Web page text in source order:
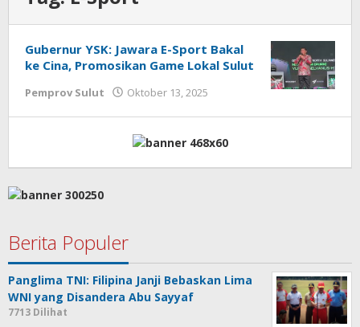
Gubernur YSK: Jawara E-Sport Bakal
ke Cina, Promosikan Game Lokal Sulut
Pemprov Sulut Oktober 13, 2025
Berita Populer
Panglima TNI: Filipina Janji Bebaskan Lima
WNI yang Disandera Abu Sayyaf
7713 Dilihat